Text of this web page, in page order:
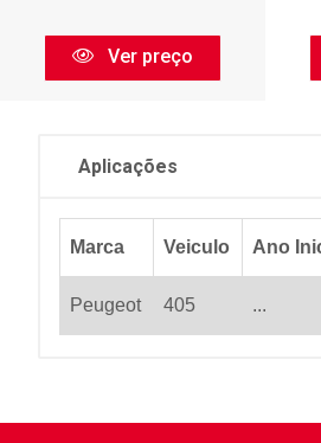
Ver preço
Aplicações
Marca Veiculo Ano
Peugeot 405 ...